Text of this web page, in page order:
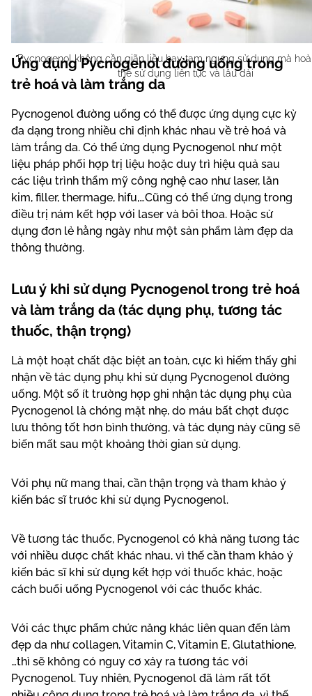
Pycnogenol không cần giãn liều hay tạm ngưng sử dụng mà
thể sử dụng liên tục và lâu dài
Ứng dụng Pycnogenol đường uống trong
trẻ hoá và làm trắng da
Pycnogenol đường uống có thể được ứng dụng cực kỳ
đa dạng trong nhiều chỉ định khác nhau về trẻ hoá và
làm trắng da. Có thể ứng dụng Pycnogenol như một
liệu pháp phối hợp trị liệu hoặc duy trì hiệu quả sau
các liệu trình thẩm mỹ công nghệ cao như laser, lăn
kim, filler, thermage, hifu,…Cũng có thể ứng dụng trong
điều trị nám kết hợp với laser và bôi thoa. Hoặc sử
dụng đơn lẻ hằng ngày như một sản phẩm làm đẹp da
thông thường.
Lưu ý khi sử dụng Pycnogenol trong trẻ hoá
và làm trắng da (tác dụng phụ, tương tác
thuốc, thận trọng)
Là một hoạt chất đặc biệt an toàn, cực kì hiếm thấy ghi
nhận về tác dụng phụ khi sử dụng Pycnogenol đường
uống. Một số ít trường hợp ghi nhận tác dụng phụ của
Pycnogenol là chóng mặt nhẹ, do máu bất chợt được
lưu thông tốt hơn bình thường, và tác dụng này cũng sẽ
biến mất sau một khoảng thời gian sử dụng.
Với phụ nữ mang thai, cần thận trọng và tham khảo ý
kiến bác sĩ trước khi sử dụng Pycnogenol.
Về tương tác thuốc, Pycnogenol có khả năng tương tác
với nhiều dược chất khác nhau, vì thế cần tham khảo ý
kiến bác sĩ khi sử dụng kết hợp với thuốc khác, hoặc
cách buổi uống Pycnogenol với các thuốc khác.
Với các thực phẩm chức năng khác liên quan đến làm
đẹp da như collagen, Vitamin C, Vitamin E, Glutathione,
…thì sẽ không có nguy cơ xảy ra tương tác với
Pycnogenol. Tuy nhiên, Pycnogenol đã làm rất tốt